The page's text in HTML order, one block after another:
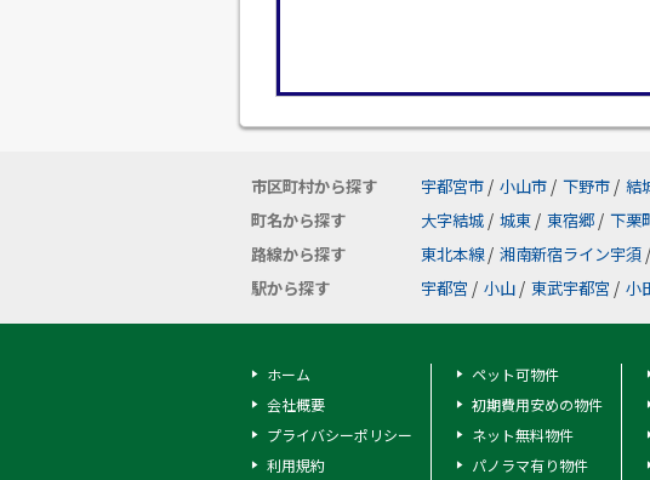
市区町村から探す 宇都宮市 / 小山市 / 下野市 / 結
町名から探す
大字結城 / 城東 / 東宿郷 / 下栗
路線から探す
東北本線 / 湘南新宿ライン宇須 /
駅から探す
宇都宮 / 小山 / 東武宇都宮 / 小
ホーム
会社概要
プライバシーポリシー
利用規約
ペット可物件
初期費用安めの物件
ネット無料物件
パノラマ有り物件